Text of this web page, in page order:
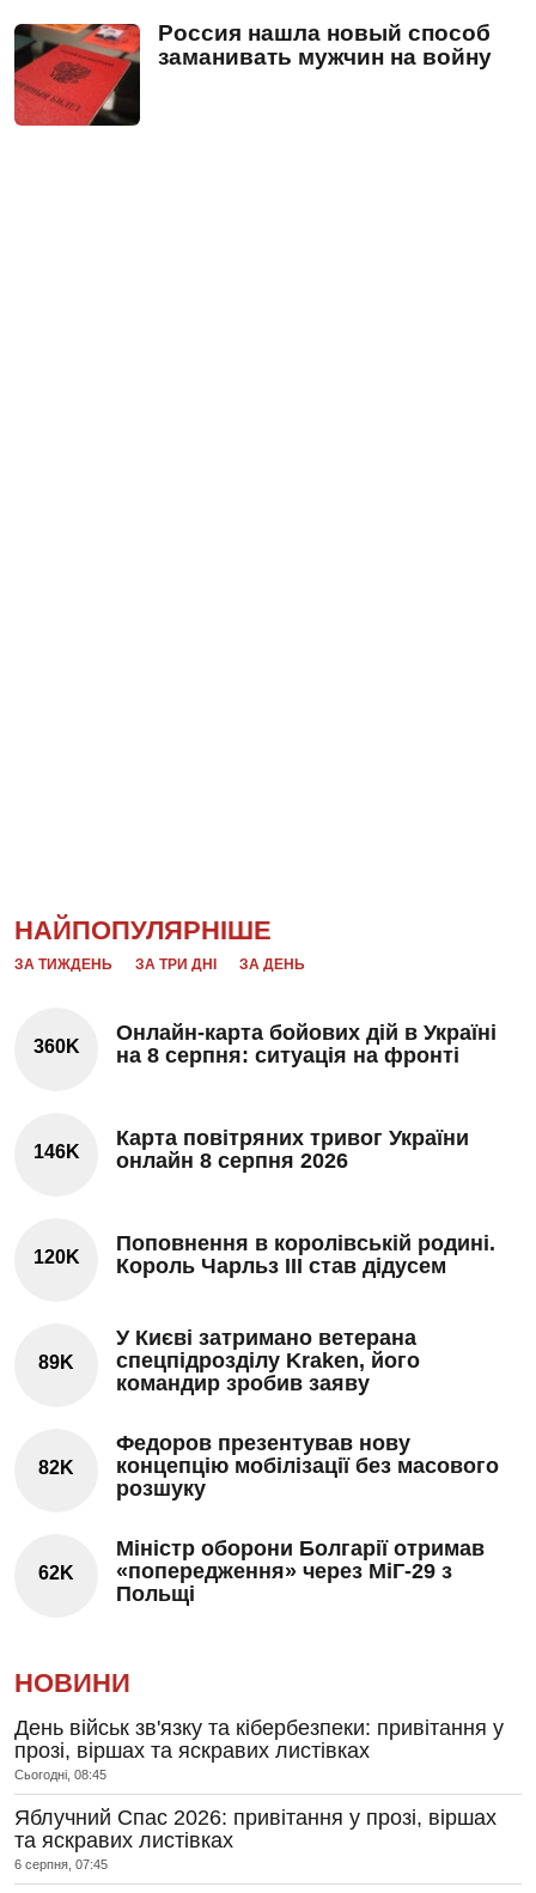
Россия нашла новый способ
заманивать мужчин на войну
НАЙПОПУЛЯРНІШЕ
ЗА ТИЖДЕНЬ ЗА ТРИ ДНІ ЗА ДЕНЬ
360K
Онлайн-карта бойових дій в Україні
на 8 серпня: ситуація на фронті
146K
Карта повітряних тривог України
онлайн 8 серпня 2026
120K
Поповнення в королівській родині.
Король Чарльз III став дідусем
89K
У Києві затримано ветерана
спецпідрозділу Kraken, його
командир зробив заяву
82K
Федоров презентував нову
концепцію мобілізації без масового
розшуку
62K
Міністр оборони Болгарії отримав
«попередження» через МіГ-29 з
Польщі
НОВИНИ
День військ зв'язку та кібербезпеки: привітання у
прозі, віршах та яскравих листівках
Сьогодні, 08:45
Яблучний Спас 2026: привітання у прозі, віршах
та яскравих листівках
6 серпня, 07:45